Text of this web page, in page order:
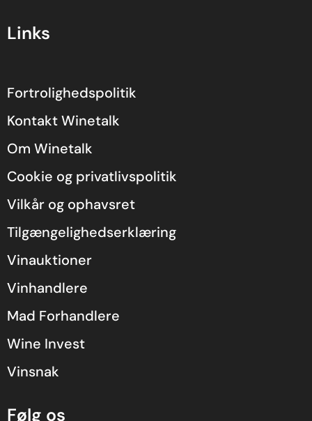
Links
Fortrolighedspolitik
Kontakt Winetalk
Om Winetalk
Cookie og privatlivspolitik
Vilkår og ophavsret
Tilgængelighedserklæring
Vinauktioner
Vinhandlere
Mad Forhandlere
Wine Invest
Vinsnak
Følg os